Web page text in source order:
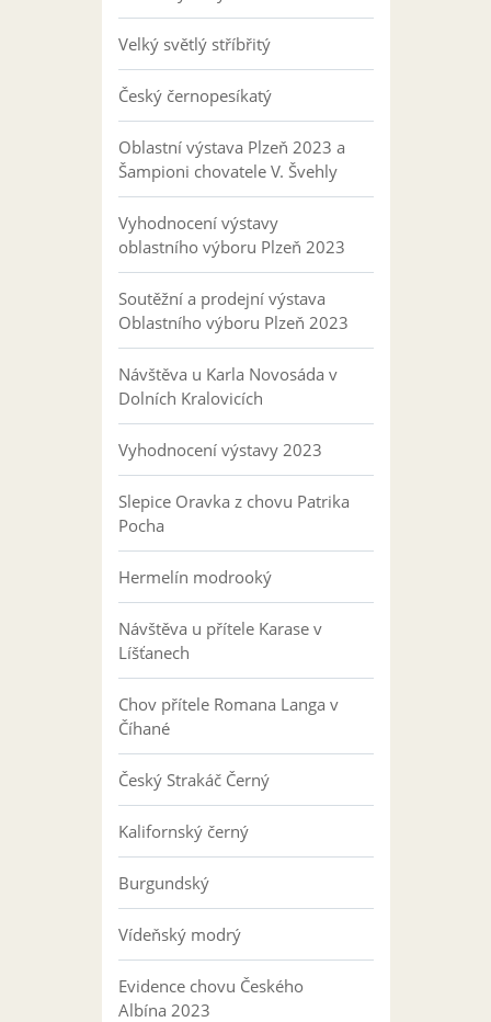
Velký světlý stříbřitý
Český černopesíkatý
Oblastní výstava Plzeň 2023 a
Šampioni chovatele V. Švehly
Vyhodnocení výstavy
oblastního výboru Plzeň 2023
Soutěžní a prodejní výstava
Oblastního výboru Plzeň 2023
Návštěva u Karla Novosáda v
Dolních Kralovicích
Vyhodnocení výstavy 2023
Slepice Oravka z chovu Patrika
Pocha
Hermelín modrooký
Návštěva u přítele Karase v
Líšťanech
Chov přítele Romana Langa v
Číhané
Český Strakáč Černý
Kalifornský černý
Burgundský
Vídeňský modrý
Evidence chovu Českého
Albína 2023